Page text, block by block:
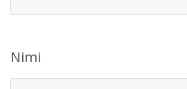
Nimi